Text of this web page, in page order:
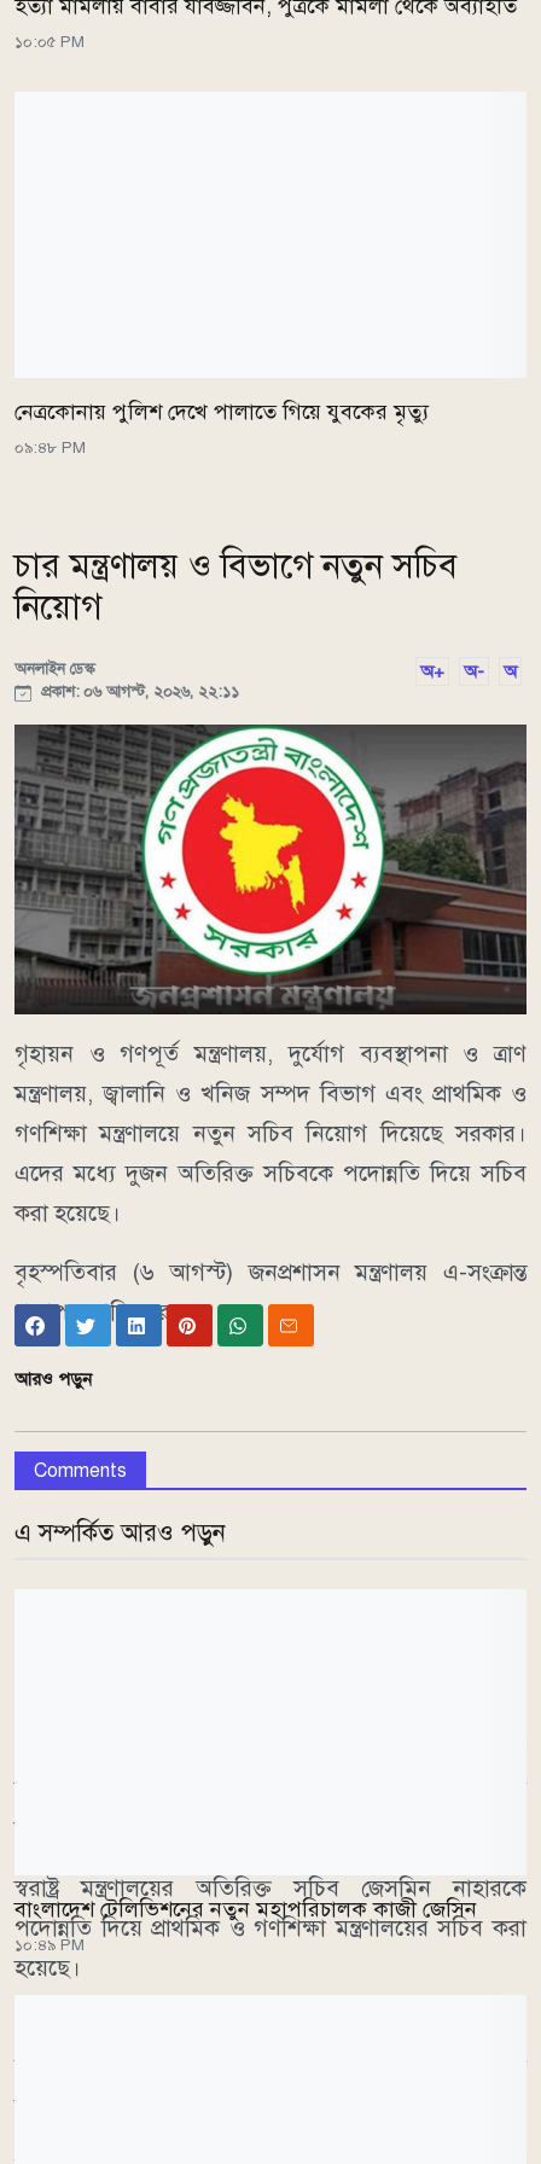
হত্যা মামলায় বাবার যাবজ্জীবন, পুত্রকে মামলা থেকে অব্যাহতি
১০:০৫ PM
নেত্রকোনায় পুলিশ দেখে পালাতে গিয়ে যুবকের মৃত্যু
০৯:৪৮ PM
চার মন্ত্রণালয় ও বিভাগে নতুন সচিব
নিয়োগ
অনলাইন ডেস্ক
প্রকাশ: ০৬ আগস্ট, ২০২৬, ২২:১১
অ+ অ- অ
গৃহায়ন ও গণপূর্ত মন্ত্রণালয়, দুর্যোগ ব্যবস্থাপনা ও ত্রাণ
মন্ত্রণালয়, জ্বালানি ও খনিজ সম্পদ বিভাগ এবং প্রাথমিক ও
গণশিক্ষা মন্ত্রণালয়ে নতুন সচিব নিয়োগ দিয়েছে সরকার।
এদের মধ্যে দুজন অতিরিক্ত সচিবকে পদোন্নতি দিয়ে সচিব
করা হয়েছে।
বৃহস্পতিবার (৬ আগস্ট) জনপ্রশাসন মন্ত্রণালয় এ-সংক্রান্ত
প্রজ্ঞাপন জারি করে।
স্বরাষ্ট্র মন্ত্রণালয়ের অতিরিক্ত সচিব জেসমিন নাহারকে
পদোন্নতি দিয়ে প্রাথমিক ও গণশিক্ষা মন্ত্রণালয়ের সচিব করা
হয়েছে।
আরও পড়ুন
Comments
এ সম্পর্কিত আরও পড়ুন
বাংলাদেশ টেলিভিশনের নতুন মহাপরিচালক কাজী জেসিন
১০:৪৯ PM